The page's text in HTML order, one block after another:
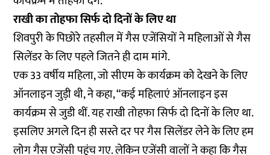
राखी का तोहफा सिर्फ दो दिनों के लिए था
शिवपुरी के पिछोरे तहसील में गैस एजेंसियों ने महिलाओं से गैस
सिलेंडर के लिए पहले जितने ही दाम मांगे.
एक 33 वर्षीय महिला, जो सीएम के कार्यक्रम को देखने के लिए
ऑनलाइन जुड़ी थी, ने कहा, “कई महिलाएं ऑनलाइन इस
कार्यक्रम से जुडी थीं. यह राखी तोहफा सिर्फ दो दिनों के लिए था.
इसलिए अगले दिन ही सस्ते दर पर गैस सिलेंडर लेने के लिए हम
लोग गैस एजेंसी पहुंच गए. लेकिन एजेंसी वालों ने कहा कि गैस